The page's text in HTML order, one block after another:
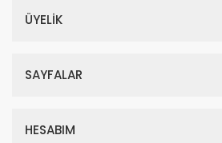
ÜYELİK
SAYFALAR
HESABIM